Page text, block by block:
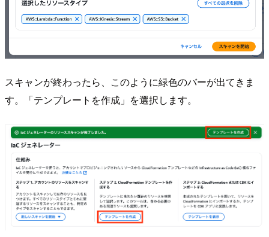
スキャンが終わったら、このように緑色のバーが出てきま
す。「テンプレートを作成」を選択します。